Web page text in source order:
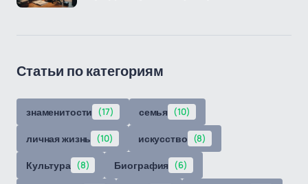
Статьи по категориям
знаменитости (17) семья (10)
личная жизнь (10) искусство (8)
Культура (8) Биография (6)